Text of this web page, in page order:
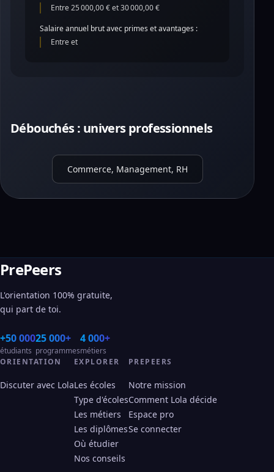
Entre 25 000,00 € et 30 000,00 €
Salaire annuel brut avec primes et avantages :
Entre et
Débouchés : univers professionnels
Commerce, Management, RH
PrePeers
L'orientation 100% gratuite,
qui part de toi.
+50 000
étudiants
25 000+
programmes
4 000+
métiers
ORIENTATION
Discuter avec Lola
EXPLORER
Les écoles
Type d'écoles
Les métiers
Les diplômes
Où étudier
Nos conseils
PREPEERS
Notre mission
Comment Lola décide
Espace pro
Se connecter